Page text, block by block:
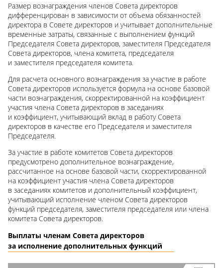
Размер вознаграждения членов Совета директоров
дифференцирован в зависимости от объема обязанностей
директора в Совете директоров и учитывает дополнительные
временные затраты, связанные с выполнением функций
Председателя Совета директоров, заместителя Председателя
Совета директоров, члена комитета, председателя
и заместителя председателя комитета.
Для расчета основного вознаграждения за участие в работе
Совета директоров используется формула на основе базовой
части вознаграждения, скорректированной на коэффициент
участия члена Совета директоров в заседаниях
и коэффициент, учитывающий вклад в работу Совета
директоров в качестве его Председателя и заместителя
Председателя.
За участие в работе комитетов Совета директоров
предусмотрено дополнительное вознаграждение,
рассчитанное на основе базовой части, скорректированной
на коэффициент участия члена Совета директоров
в заседаниях комитетов и дополнительный коэффициент,
учитывающий исполнение членом Совета директоров
функций председателя, заместителя председателя или члена
комитета Совета директоров.
Выплаты членам Совета директоров
за исполнение дополнительных функций